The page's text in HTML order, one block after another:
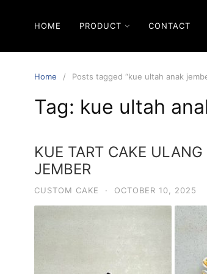
HOME PRODUCT CONTACT
Home Posts tagged “kue ultah anak
Tag: kue ultah
KUE TART CAKE
JEMBER
CUSTOM CAKE · OCTOBER 10, 2025